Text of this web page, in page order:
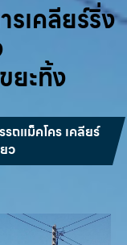
รเคลียร์ริ่ง
ยะทิ้ง
ถแม็คโคร เคลียร์
ว